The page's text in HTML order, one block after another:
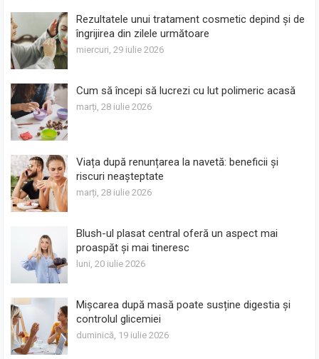
Rezultatele unui tratament cosmetic depind și de
îngrijirea din zilele următoare
miercuri, 29 iulie 2026
Cum să începi să lucrezi cu lut polimeric acasă
marți, 28 iulie 2026
Viața după renunțarea la navetă: beneficii și
riscuri neașteptate
marți, 28 iulie 2026
Blush-ul plasat central oferă un aspect mai
proaspăt și mai tineresc
luni, 20 iulie 2026
Mișcarea după masă poate susține digestia și
controlul glicemiei
duminică, 19 iulie 2026